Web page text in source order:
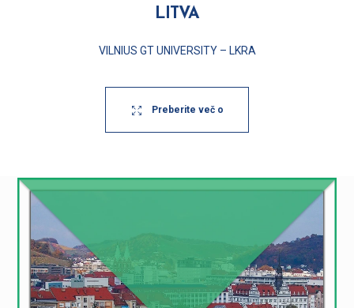
LITVA
VILNIUS GT UNIVERSITY – LKRA
Preberite več o